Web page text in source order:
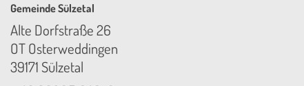
Gemeinde Sülzetal
Alte Dorfstraße 26
OT Osterweddingen
39171 Sülzetal